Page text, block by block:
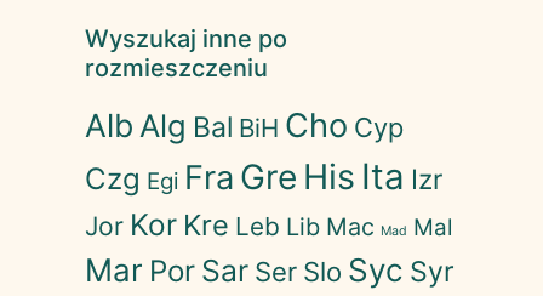
Wyszukaj inne po
rozmieszczeniu
Alb Alg Bal BiH Cho Cyp
Czg Egi Fra Gre His Ita Izr
Jor Kor Kre Leb Lib Mac Mad Mal
Mar Por Sar Ser Slo Syc Syr